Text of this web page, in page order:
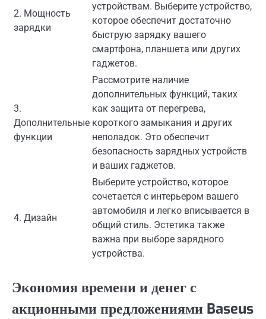
2. Мощность
зарядки
устройствам. Выберите устройство,
которое обеспечит достаточно
быструю зарядку вашего
смартфона, планшета или других
гаджетов.
3.
Дополнительные
функции
Рассмотрите наличие
дополнительных функций, таких
как защита от перегрева,
короткого замыкания и других
неполадок. Это обеспечит
безопасность зарядных устройств
и ваших гаджетов.
4. Дизайн
Выберите устройство, которое
сочетается с интерьером вашего
автомобиля и легко вписывается в
общий стиль. Эстетика также
важна при выборе зарядного
устройства.
Экономия времени и денег с
акционными предложениями Baseus